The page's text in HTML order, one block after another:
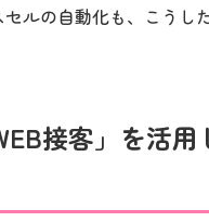
ルの自動化も、こうし
接客」を活